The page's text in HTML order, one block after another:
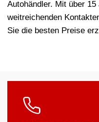
Autohändler. Mit über
weitreichenden
Sie die besten Preise